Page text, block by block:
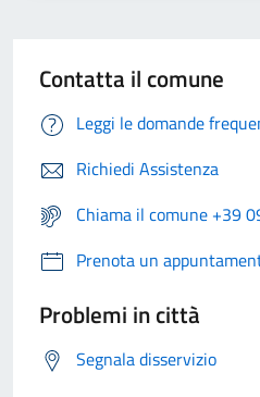
Contatta il comune
Leggi le domande
Richiedi Assistenza
Chiama il comune +39
Prenota un
Problemi in città
Segnala disservizio